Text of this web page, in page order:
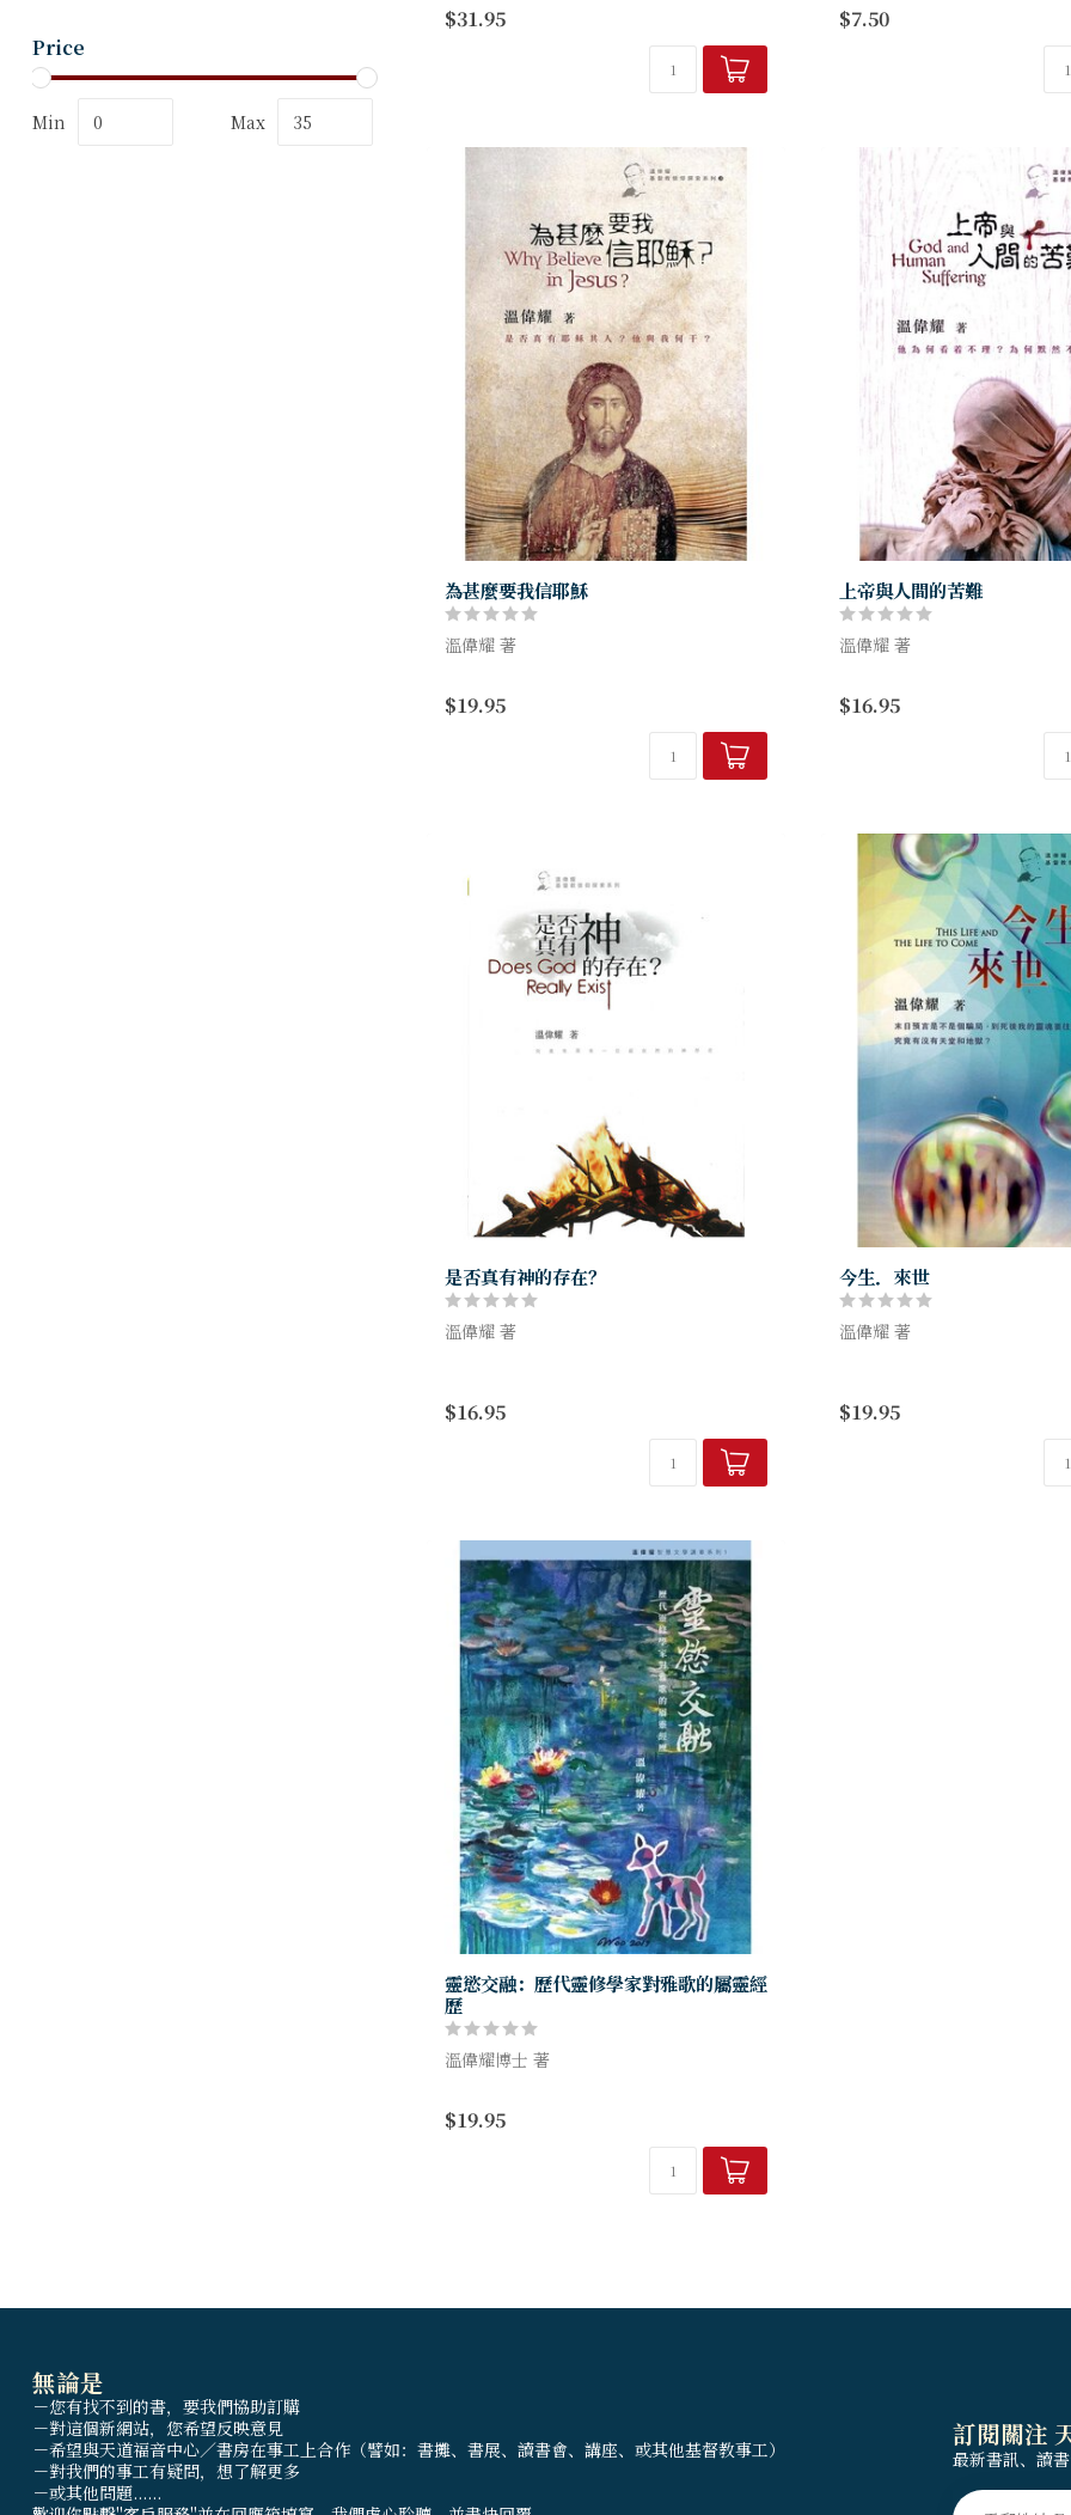
Price
Min Max
練，常會提出一種疑問：「活在現代的世
界，這些歷史上重要的靈修經驗和操練，在
今日的華人處境中是否仍然合適與...
$31.95
政治、經濟、社會上無權無勢
至在心智和身體上都是殘缺的
仍可以透過把他們安放在人類
$7.50
為甚麼要我信耶穌
溫偉耀 著
心的信仰 ─ 耶穌基督 ─ 有情有理、合情合
理的探索。對基督信徒及非信徒探索基督教
$19.95
上帝與人間的苦難
溫偉耀 著
視有關上帝與苦難的各種哲學
的面對現實中人類面對苦難時
並舉出他親身的例子，人生所
$16.95
是否真有神的存在？
溫偉耀 著
為堅固自己信仰的基礎讀本。
$16.95
今生．來世
溫偉耀 著
中深入而大膽地探索人面臨死
的狀態，回答了許多我們想問
$19.95
靈慾交融：歷代靈修學家對雅歌的屬靈經
歷
溫偉耀博士 著
重閱雅歌，進入神聖而美麗的靈修世界！
$19.95
無論是
－您有找不到的書，要我們協助訂購
－對這個新網站，您希望反映意見
－希望與天道福音中心／書房在事工上合作（譬如：書攤、書展、讀書會、講座、或其他基督教事工）
－對我們的事工有疑問，想了解更多
－或其他問題......
訂閱關注
最新書訊、讀